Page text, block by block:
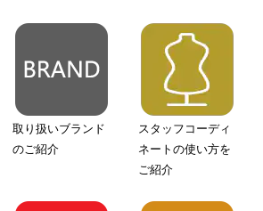
取り扱いブランド
のご紹介
スタッフコーディ
ネートの使い方を
ご紹介